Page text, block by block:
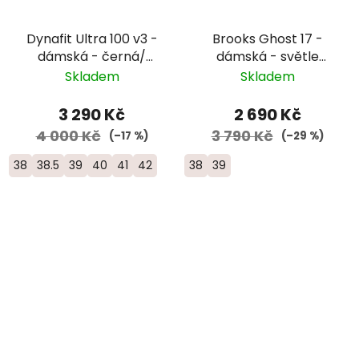
Dynafit Ultra 100 v3 -
dámská - černá/
šedá/růžová
Skladem
3 290 Kč
4 000 Kč (–17 %)
38 38.5 39 40 41 42
Brooks Ghost 17 -
dámská - světle
zelená
Skladem
2 690 Kč
3 790 Kč (–29 %)
38 39